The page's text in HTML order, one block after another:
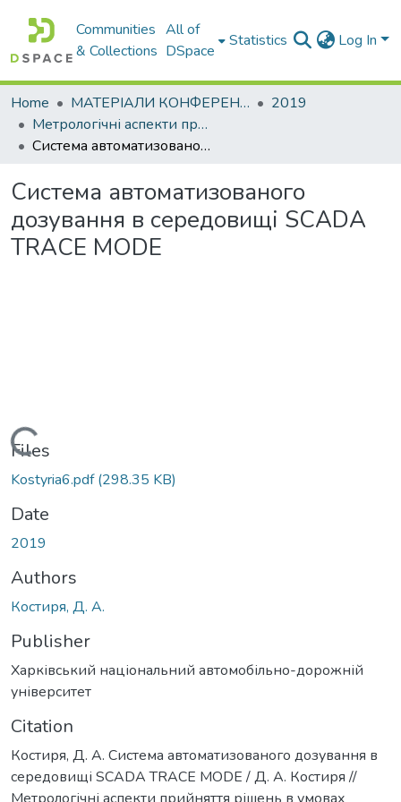
Communities
& Collections
All of
DSpace
Statistics Log In
Home МАТЕРІАЛИ КОНФЕРЕНЦІЙ
2019
Метрологічні аспекти прийняття рішень в умовах роботи на техногенно небезпечних об’єктах
Система автоматизованого дозування в середовищі SCADA TRACE MODE
Система автоматизованого
дозування в середовищі SCADA
TRACE MODE
Loading...
Files
Kostyria6.pdf(298.35 KB)
Date
2019
Authors
Костиря, Д. А.
Publisher
Харківський національний автомобільно-дорожній
університет
Citation
Костиря, Д. А. Система автоматизованого дозування в
середовищі SCADA TRACE MODE / Д. А. Костиря //